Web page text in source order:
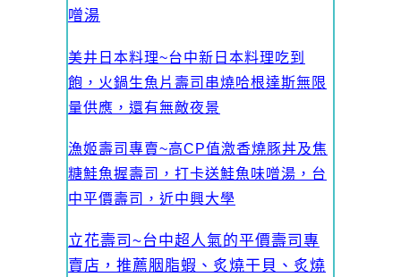
噌湯
美井日本料理~台中新日本料理吃到
飽，火鍋生魚片壽司串燒哈根達斯無限
量供應，還有無敵夜景
漁姬壽司專賣~高CP值激香燒豚丼及焦
糖鮭魚握壽司，打卡送鮭魚味噌湯，台
中平價壽司，近中興大學
立花壽司~台中超人氣的平價壽司專
賣店，推薦胭脂蝦、炙燒干貝、炙燒